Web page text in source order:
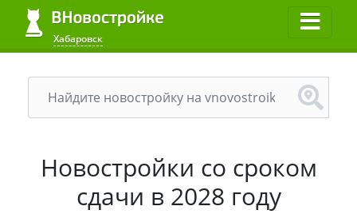
Хабаровск
Новостройки со сроком
сдачи в 2028 году